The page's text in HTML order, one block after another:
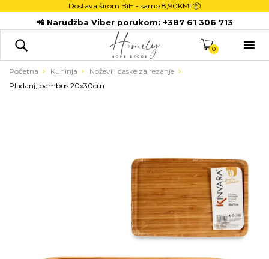
Dostava širom BiH - samo 8,90KM! 📦
📲 Narudžba Viber porukom: +387 61 306 713
0 
POČETNA
DEKORACIJE
KUHINJA
TEKSTIL
DJECA
Početna Kuhinja
Noževi i daske za rezanje
Pladanj, bambus 20x30cm